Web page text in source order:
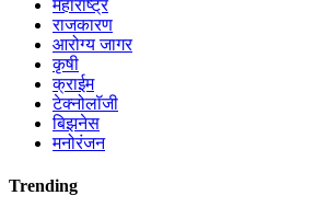
महाराष्ट्र
राजकारण
आरोग्य जागर
कृषी
क्राईम
टेक्नोलॉजी
बिझनेस
मनोरंजन
Trending